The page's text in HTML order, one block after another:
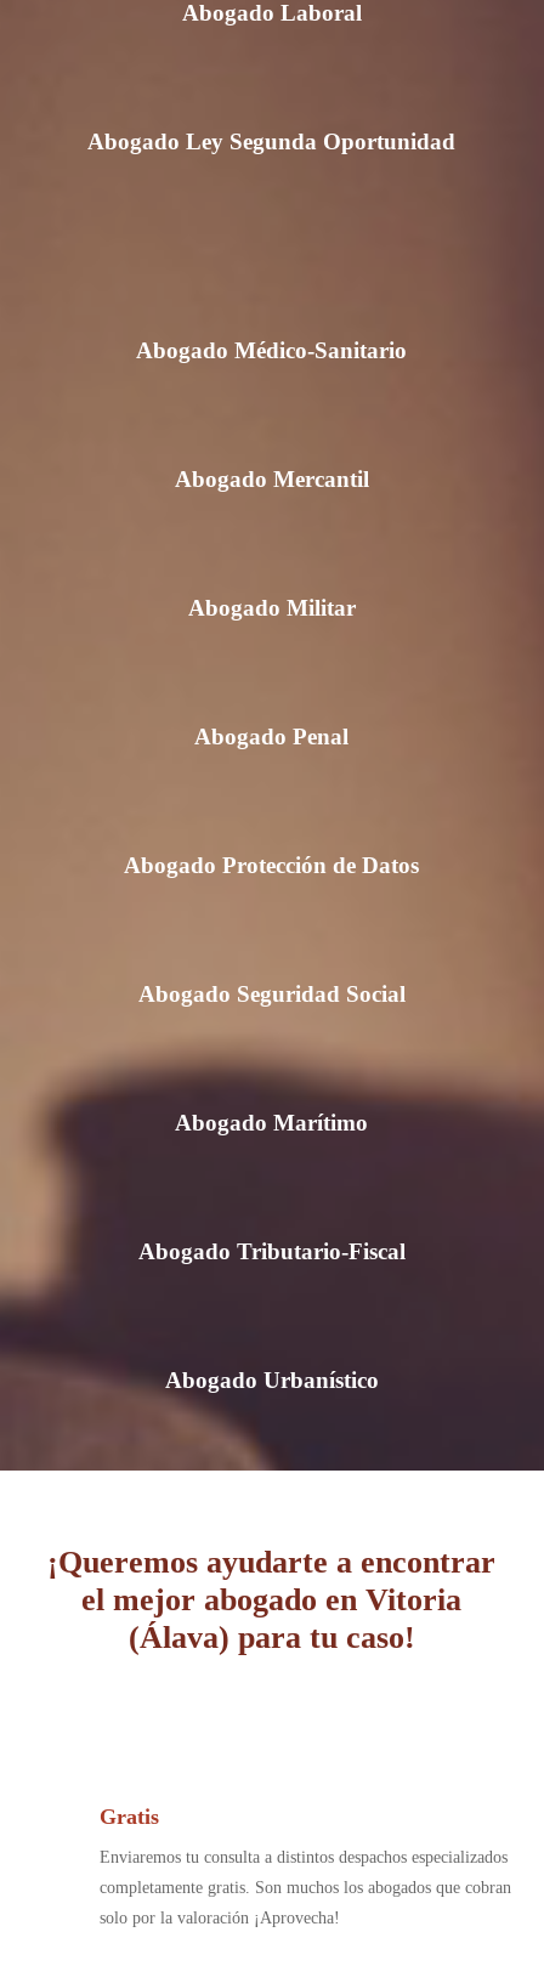
Abogado Laboral
Abogado Ley Segunda Oportunidad
Abogado Médico-Sanitario
Abogado Mercantil
Abogado Militar
Abogado Penal
Abogado Protección de Datos
Abogado Seguridad Social
Abogado Marítimo
Abogado Tributario-Fiscal
Abogado Urbanístico
¡Queremos ayudarte a encontrar
el mejor abogado en Vitoria
(Álava) para tu caso!
Gratis
Enviaremos tu consulta a distintos despachos especializados
completamente gratis. Son muchos los abogados que cobran
solo por la valoración ¡Aprovecha!